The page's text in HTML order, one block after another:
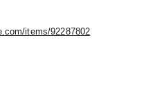
items/92287802